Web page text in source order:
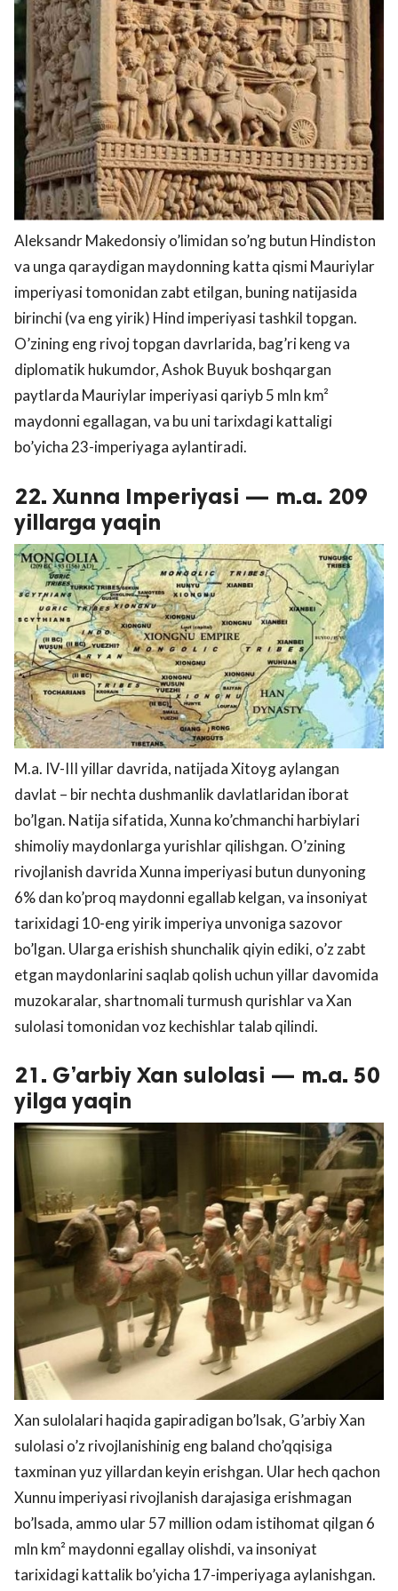
Aleksandr Makedonsiy o’limidan so’ng butun Hindiston
va unga qaraydigan maydonning katta qismi Mauriylar
imperiyasi tomonidan zabt etilgan, buning natijasida
birinchi (va eng yirik) Hind imperiyasi tashkil topgan.
O’zining eng rivoj topgan davrlarida, bag’ri keng va
diplomatik hukumdor, Ashok Buyuk boshqargan
paytlarda Mauriylar imperiyasi qariyb 5 mln km²
maydonni egallagan, va bu uni tarixdagi kattaligi
bo’yicha 23-imperiyaga aylantiradi.
22. Xunna Imperiyasi — m.a. 209
yillarga yaqin
M.a. IV-III yillar davrida, natijada Xitoyg aylangan
davlat – bir nechta dushmanlik davlatlaridan iborat
bo’lgan. Natija sifatida, Xunna ko’chmanchi harbiylari
shimoliy maydonlarga yurishlar qilishgan. O’zining
rivojlanish davrida Xunna imperiyasi butun dunyoning
6% dan ko’proq maydonni egallab kelgan, va insoniyat
tarixidagi 10-eng yirik imperiya unvoniga sazovor
bo’lgan. Ularga erishish shunchalik qiyin ediki, o’z zabt
etgan maydonlarini saqlab qolish uchun yillar davomida
muzokaralar, shartnomali turmush qurishlar va Xan
sulolasi tomonidan voz kechishlar talab qilindi.
21. G’arbiy Xan sulolasi — m.a. 50
yilga yaqin
Xan sulolalari haqida gapiradigan bo’lsak, G’arbiy Xan
sulolasi o’z rivojlanishinig eng baland cho’qqisiga
taxminan yuz yillardan keyin erishgan. Ular hech qachon
Xunnu imperiyasi rivojlanish darajasiga erishmagan
bo’lsada, ammo ular 57 million odam istihomat qilgan 6
mln km² maydonni egallay olishdi, va insoniyat
tarixidagi kattalik bo’yicha 17-imperiyaga aylanishgan.